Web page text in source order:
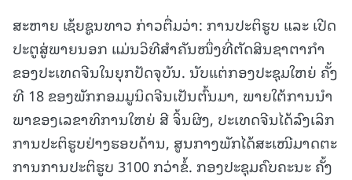
ສະຫາຍ ເຊ້ຍຊູນທາວ ກ່າວຕື່ມວ່າ: ການປະຕິຮູບ ແລະ ເປີດ
ປະຕູສູ່ພາຍນອກ ແມ່ນວິທີສໍາຄັນໜຶ່ງທີ່ຕັດສິນຊາຕາກໍາ
ຂອງປະເທດຈີນໃນຍຸກປັດຈຸບັນ. ນັບແຕ່ກອງປະຊຸມໃຫຍ່ ຄັ້ງ
ທີ 18 ຂອງພັກກອມມູນິດຈີນເປັນຕົ້ນມາ, ພາຍໃຕ້ການນໍາ
ພາຂອງເລຂາທິການໃຫຍ່ ສີ ຈິ້ນຜິງ, ປະເທດຈີນໄດ້ລົງເລິກ
ການປະຕິຮູບຢ່າງຮອບດ້ານ, ສູນກາງພັກໄດ້ສະເໜີມາດຕະ
ການການປະຕິຮູບ 3100 ກວ່າຂໍ້. ກອງປະຊຸມຄົບຄະນະ ຄັ້ງ